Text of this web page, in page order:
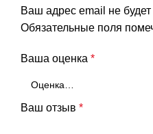
Ваш адрес email не будет
Обязательные поля
Ваша оценка *
Ваш отзыв *